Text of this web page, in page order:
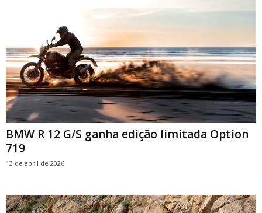
BMW R 12 G/S ganha edição limitada Option
719
13 de abril de 2026